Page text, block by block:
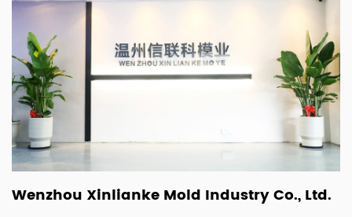
Wenzhou Xinlianke Mold Industry Co., Ltd.